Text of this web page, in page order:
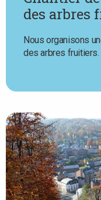
des arbres
Nous organisons
des arbres fruitiers.